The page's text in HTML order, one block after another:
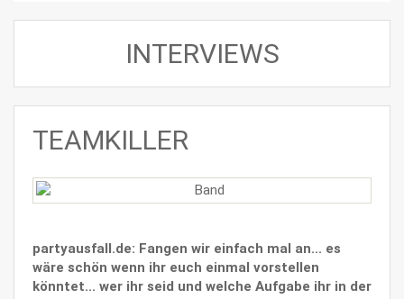
INTERVIEWS
TEAMKILLER
partyausfall.de: Fangen wir einfach mal an... es
wäre schön wenn ihr euch einmal vorstellen
könntet... wer ihr seid und welche Aufgabe ihr in der